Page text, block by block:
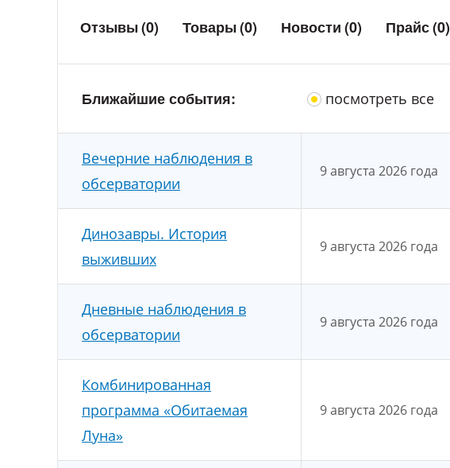
Отзывы(0) Товары(0) Новости(0) Прайс(0)
Ближайшие события: посмотреть все
Вечерние наблюдения в
обсерватории
9 августа 2026 года
Динозавры. История
выживших
9 августа 2026 года
Дневные наблюдения в
обсерватории
9 августа 2026 года
Комбинированная
программа «Обитаемая
Луна»
9 августа 2026 года